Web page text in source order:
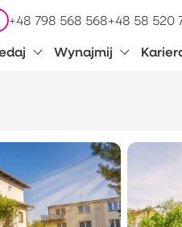
+48 798 568 568+48 58 520
Wynajmij